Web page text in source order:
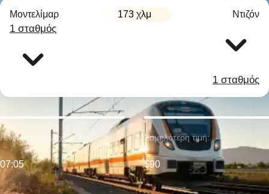
Μοντελίμαρ 173 χλμ Ντιζόν
1 σταθμός
1 σταθμός
Η νωρίτερη αναχώρηση:
07:05
Χαμηλότερη τιμή:
$90